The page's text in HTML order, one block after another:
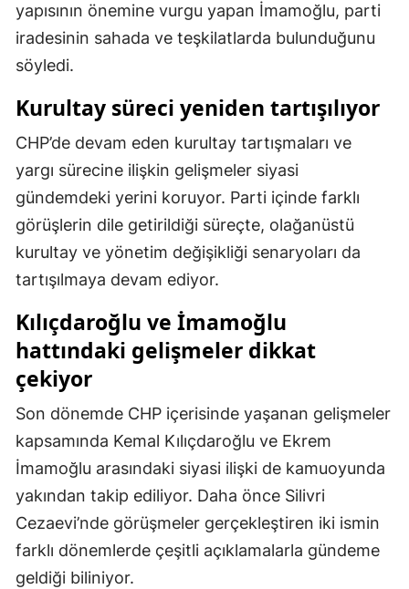
Muğla
Nevşehir
Niğde
Rize
Sakarya
Sivas
Tekirdağ
Tokat
Trabzon
Tunceli
yapısının önemine vurgu yapan İmamoğlu, parti
iradesinin sahada ve teşkilatlarda bulunduğunu
söyledi.
Kurultay süreci yeniden tartışılıyor
CHP’de devam eden kurultay tartışmaları ve
yargı sürecine ilişkin gelişmeler siyasi
gündemdeki yerini koruyor. Parti içinde farklı
görüşlerin dile getirildiği süreçte, olağanüstü
kurultay ve yönetim değişikliği senaryoları da
tartışılmaya devam ediyor.
Kılıçdaroğlu ve İmamoğlu
hattındaki gelişmeler dikkat
çekiyor
Son dönemde CHP içerisinde yaşanan gelişmeler
kapsamında Kemal Kılıçdaroğlu ve Ekrem
İmamoğlu arasındaki siyasi ilişki de kamuoyunda
yakından takip ediliyor. Daha önce Silivri
Cezaevi’nde görüşmeler gerçekleştiren iki ismin
farklı dönemlerde çeşitli açıklamalarla gündeme
geldiği biliniyor.